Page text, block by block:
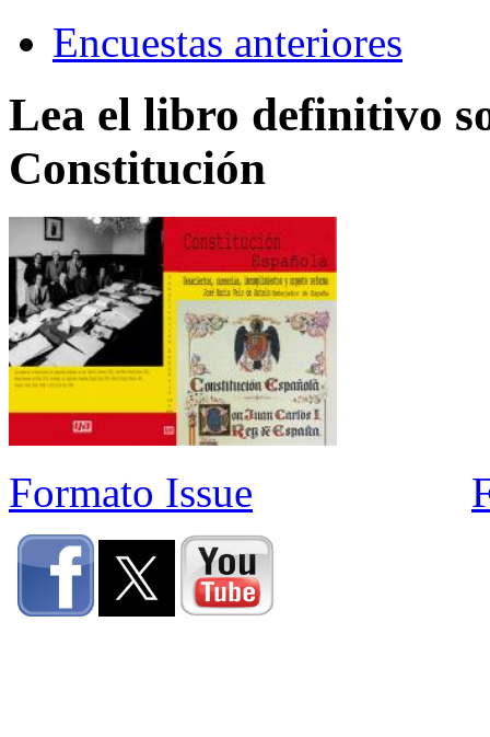
Encuestas anteriores
Lea el libro definitivo
Constitución
Formato Issue